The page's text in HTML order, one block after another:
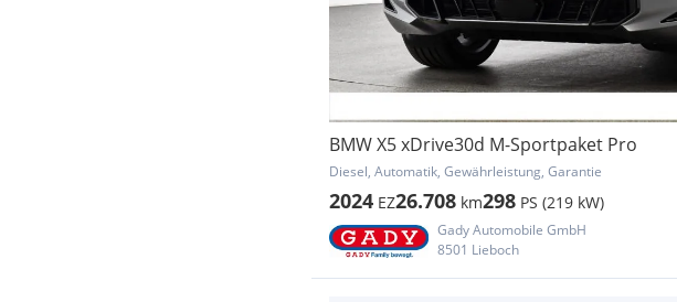
BMW X5 xDrive30d M-Sportpaket Pro
Diesel, Automatik, Gewährleistung, Garantie
2024 EZ26.708 km298 PS (219 kW)
Gady Automobile GmbH
8501 Lieboch